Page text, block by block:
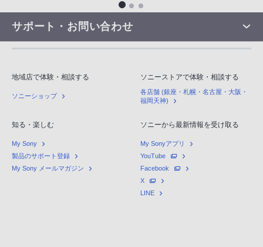
サポート・お問い合わせ
地域店で体験・相談する
ソニーショップ
ソニーストアで体験・相談する
各店舗 (銀座・札幌・名古屋・大阪・
福岡天神)
知る・楽しむ
My Sony
製品のサポート登録
My Sony メールマガジン
ソニーから最新情報を受け取る
My Sonyアプリ
YouTube
Facebook
X
LINE